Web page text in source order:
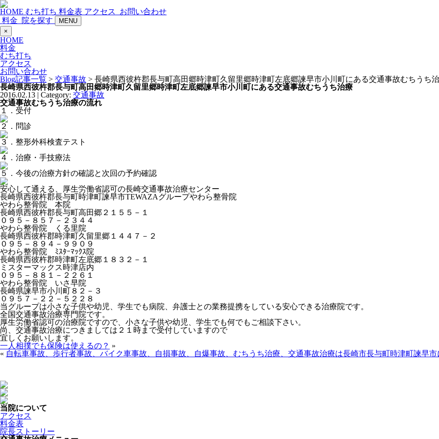
HOME むち打ち 料金表 アクセス
お問い合わせ
料金
院を探す
MENU
×
HOME
料金
むち打ち
アクセス
お問い合わせ
Blog記事一覧 > 交通事故 > 長崎県西彼杵郡長与町高田郷時津町久留里郷時津町左底郷諫早市小川町にある交通事故むちうち
長崎県西彼杵郡長与町高田郷時津町久留里郷時津町左底郷諫早市小川町にある交通事故むちうち治療
2016.02.13 | Category: 交通事故
交通事故むちうち治療の流れ
１．受付
２．問診
３．整形外科検査テスト
４．治療・手技療法
５．今後の治療方針の確認と次回の予約確認
安心して通える、厚生労働省認可の長崎交通事故治療センター
長崎県西彼杵郡長与町時津町諫早市TEWAZAグループやわら整骨院
やわら整骨院 本院
長崎県西彼杵郡長与町高田郷２１５５－１
０９５－８５７－２３４４
やわら整骨院 くる里院
長崎県西彼杵郡時津町久留里郷１４４７－２
０９５－８９４－９９０９
やわら整骨院 ﾐｽﾀｰﾏｯｸｽ院
長崎県西彼杵郡時津町左底郷１８３２－１
ミスターマックス時津店内
０９５－８８１－２２６１
やわら整骨院 いさ早院
長崎県諫早市小川町８２－３
０９５７－２２－５２２８
当グループは小さな子供や幼児、学生でも病院、弁護士との業務提携をしている安心できる治療院です。
全国交通事故治療専門院です。
厚生労働省認可の治療院ですので、小さな子供や幼児、学生でも何でもご相談下さい。
尚、交通事故治療につきましては２１時まで受付していますので
宜しくお願いします。
一人相撲でも保険は使えるの？ »
« 自転車事故、歩行者事故、バイク車事故、自損事故、自爆事故、むちうち治療、交通事故治療は長崎市長与町時津町諫早
当院について
アクセス
料金表
院長ストーリー